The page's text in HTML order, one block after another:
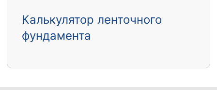
Калькулятор ленточного
фундамента